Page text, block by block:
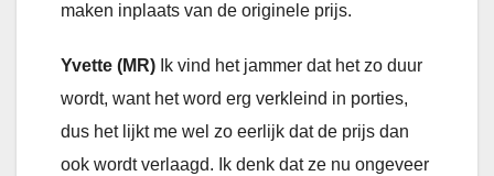
maken inplaats van de originele prijs.
Yvette (MR) Ik vind het jammer dat het zo duur
wordt, want het word erg verkleind in porties,
dus het lijkt me wel zo eerlijk dat de prijs dan
ook wordt verlaagd. Ik denk dat ze nu ongeveer